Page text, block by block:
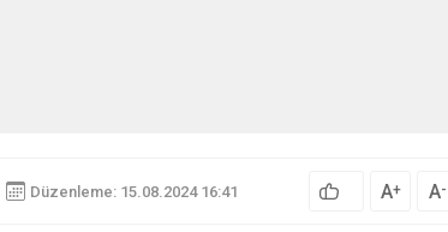
Düzenleme: 15.08.2024 16:41 A+ A-